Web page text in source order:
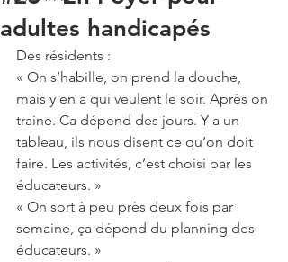
adultes handicapés
Des résidents :
« On s’habille, on prend la douche,
mais y en a qui veulent le soir. Après on
traine. Ca dépend des jours. Y a un
tableau, ils nous disent ce qu’on doit
faire. Les activités, c’est choisi par les
éducateurs. »
« On sort à peu près deux fois par
semaine, ça dépend du planning des
éducateurs. »